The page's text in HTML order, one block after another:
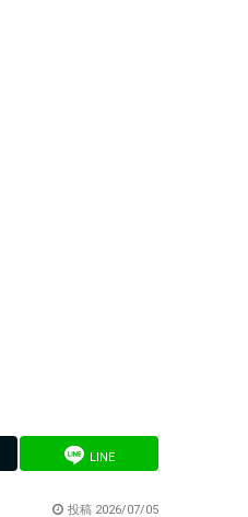
LINE
投稿 2026/07/05